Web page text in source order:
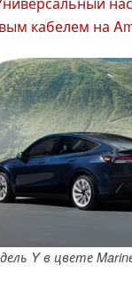
кабелем на
Y в цвете